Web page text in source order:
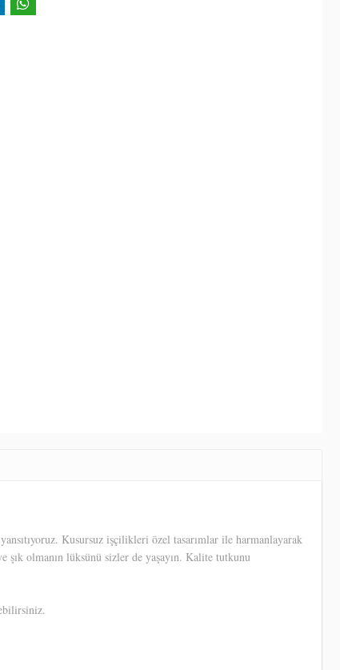
Kusursuz işçilikleri özel tasarımlar ile harmanlayarak
olmanın lüksünü sizler de yaşayın. Kalite tutkunu